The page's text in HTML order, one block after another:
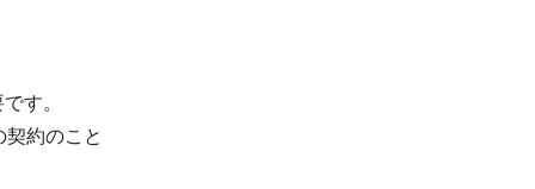
す。
約のこと